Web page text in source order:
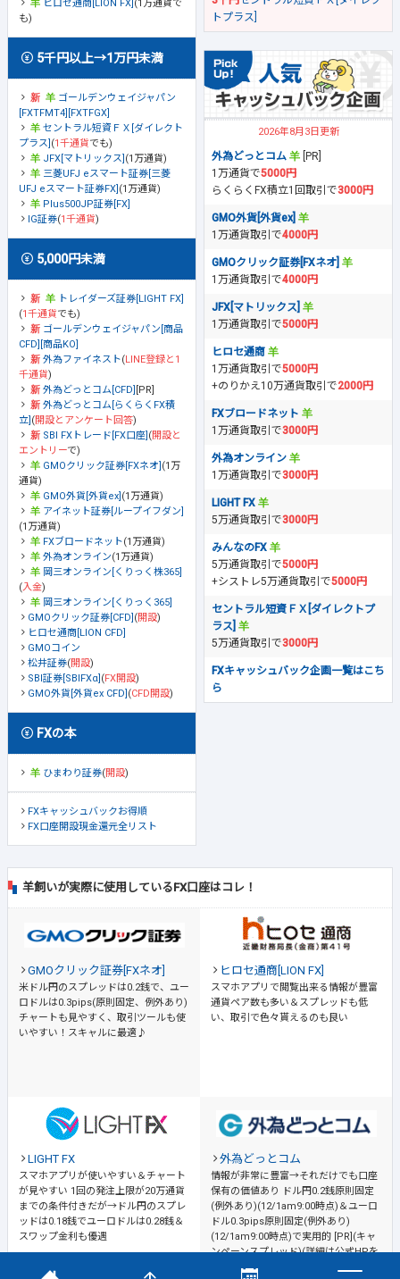
ヒロセ通商[LION FX] (1万通貨で
も)
5千円以上→1万円未満
ゴールデンウェイジャパン
[FXTFMT4][FXTFGX]
セントラル短資ＦＸ[ダイレクト
プラス] (1千通貨でも)
JFX[マトリックス] (1万通貨)
三菱UFJ eスマート証券[三菱
UFJ eスマート証券FX] (1万通貨)
Plus500JP証券[FX]
IG証券(1千通貨)
5,000円未満
トレイダーズ証券[LIGHT FX]
(1千通貨でも)
ゴールデンウェイジャパン[商品
CFD][商品KO]
外為ファイネスト(LINE登録と1
千通貨)
外為どっとコム[CFD] [PR]
外為どっとコム[らくらくFX積
立] (開設とアンケート回答)
SBI FXトレード[FX口座] (開設と
エントリーで)
GMOクリック証券[FXネオ] (1万
通貨)
GMO外貨[外貨ex] (1万通貨)
アイネット証券[ループイフダン]
(1万通貨)
FXブロードネット(1万通貨)
外為オンライン(1万通貨)
岡三オンライン[くりっく株365]
(入金)
岡三オンライン[くりっく365]
GMOクリック証券[CFD] (開設)
ヒロセ通商[LION CFD]
GMOコイン
松井証券(開設)
SBI証券[SBIFXα] (FX開設)
GMO外貨[外貨ex CFD] (CFD開設)
FXの本
ひまわり証券(開設)
FXキャッシュバックお得順
FX口座開設現金還元全リスト
トプラス]
2026年8月3日更新
外為どっとコム
[PR]
1万通貨で5000円
らくらくFX積立1回取引で3000円
GMO外貨[外貨ex]
1万通貨取引で4000円
GMOクリック証券[FXネオ]
1万通貨取引で4000円
JFX[マトリックス]
1万通貨取引で5000円
ヒロセ通商
1万通貨取引で5000円
+のりかえ10万通貨取引で2000円
FXブロードネット
1万通貨取引で3000円
外為オンライン
1万通貨取引で3000円
LIGHT FX
5万通貨取引で3000円
みんなのFX
5万通貨取引で5000円
+シストレ5万通貨取引で5000円
セントラル短資ＦＸ[ダイレクトプ
ラス]
5万通貨取引で3000円
FXキャッシュバック企画一覧はこち
ら
羊飼いが実際に使用しているFX口座はコレ！
GMOクリック証券[FXネオ]
米ドル円のスプレッドは0.2銭で、ユー
ロドルは0.3pips(原則固定、例外あり)
チャートも見やすく、取引ツールも使
いやすい！スキャルに最適♪
ヒロセ通商[LION FX]
スマホアプリで閲覧出来る情報が豊富
通貨ペア数も多い＆スプレッドも低
い、取引で色々貰えるのも良い
LIGHT FX
スマホアプリが使いやすい＆チャート
が見やすい 1回の発注上限が20万通貨
までの条件付きだが→ドル円のスプレ
ッドは0.18銭でユーロドルは0.28銭＆
スワップ金利も優遇
外為どっとコム
情報が非常に豊富→それだけでも口座
保有の価値あり
ドル円0.2銭原則固定
(例外あり)(12/1am9:00時点)＆ユーロ
ドル0.3pips原則固定(例外あり)
(12/1am9:00時点)で実用的 [PR](キャ
ンペーンスプレッド)(詳細は公式HPを
ご確認ください)